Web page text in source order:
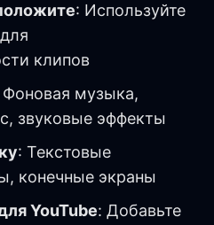
: Используйте
клипов
музыка,
звуковые эффекты
: Текстовые
конечные экраны
YouTube: Добавьте